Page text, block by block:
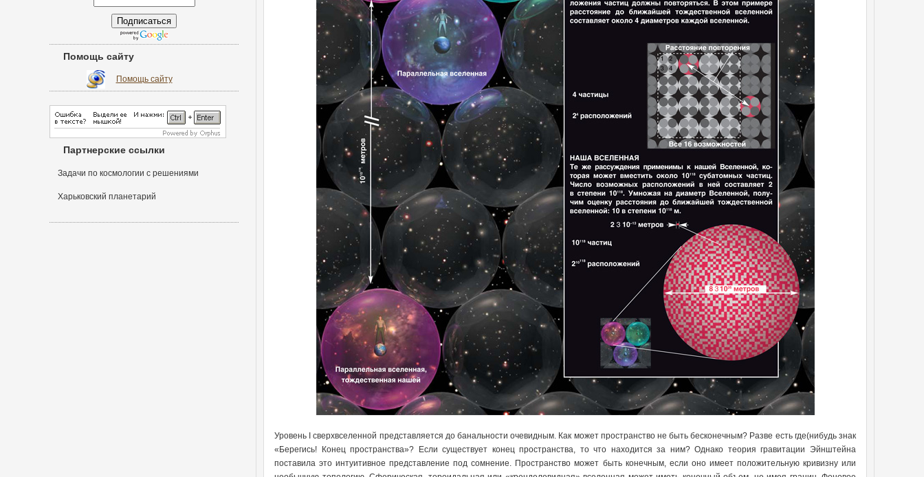
Уровень I сверхвселенной представляется до банальности очевидным. Как может пространство не быть бесконечным? Разве есть где(нибудь знак
«Берегись! Конец пространства»? Если существует конец пространства, то что находится за ним? Однако теория гравитации Эйнштейна
поставила это интуитивное представление под сомнение. Пространство может быть конечным, если оно имеет положительную кривизну или
Помощь сайту
Помощь сайту
Партнерские ссылки
Задачи по космологии с решениями
Харьковский планетарий